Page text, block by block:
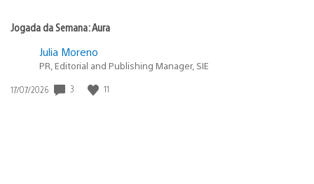
Jogada da Semana: Aura
Julia Moreno
PR, Editorial and Publishing Manager, SIE
Data
17/07/2026 3 11